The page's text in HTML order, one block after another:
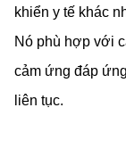
khiển y tế khác
Nó phù hợp với
cảm ứng đáp
liên tục.